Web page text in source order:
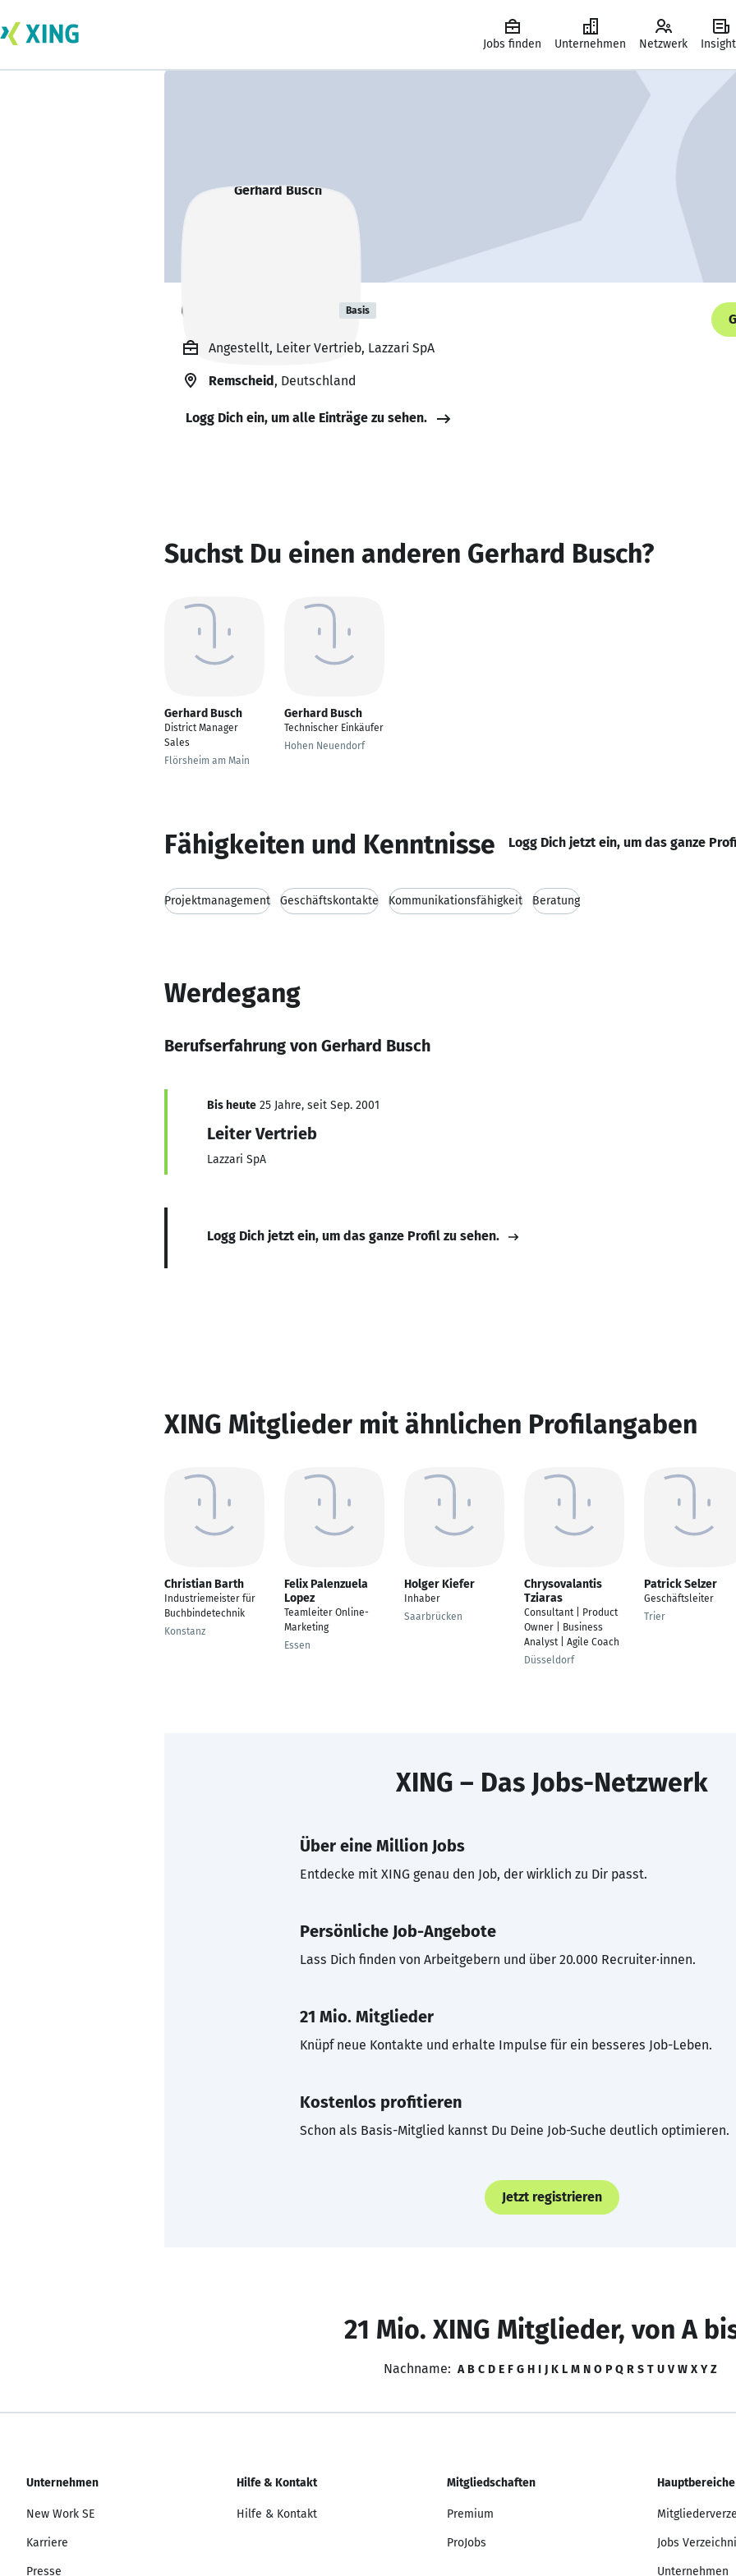
Jobs finden Unternehmen Netzwerk
Gerhard Busch Basis
Angestellt, Leiter Vertrieb, Lazzari SpA
Remscheid, Deutschland
Logg Dich ein, um alle Einträge zu sehen.
Suchst Du einen anderen Gerhard Busch?
Gerhard Busch
District Manager
Sales
Flörsheim am Main
Gerhard Busch
Technischer Einkäufer
Hohen Neuendorf
Fähigkeiten und Kenntnisse Logg Dich jetzt ein, um das ganze
Projektmanagement Geschäftskontakte Kommunikationsfähigkeit Beratung
Werdegang
Berufserfahrung von Gerhard Busch
Bis heute 25 Jahre, seit Sep. 2001
Leiter Vertrieb
Lazzari SpA
Logg Dich jetzt ein, um das ganze Profil zu sehen.
XING Mitglieder mit ähnlichen Profilangaben
Christian Barth
Industriemeister für
Buchbindetechnik
Konstanz
Felix Palenzuela
Lopez
Teamleiter Online-
Marketing
Essen
Holger Kiefer
Inhaber
Saarbrücken
Chrysovalantis
Tziaras
Consultant | Product
Owner | Business
Analyst | Agile Coach
Düsseldorf
Patrick Selzer
Geschäftsleiter
Trier
XING – Das Jobs-Netzwerk
Über eine Million Jobs
Entdecke mit XING genau den Job, der wirklich zu Dir passt.
Persönliche Job-Angebote
Lass Dich finden von Arbeitgebern und über 20.000 Recruiter·innen.
21 Mio. Mitglieder
Knüpf neue Kontakte und erhalte Impulse für ein besseres Job-Leben.
Kostenlos profitieren
Schon als Basis-Mitglied kannst Du Deine Job-Suche deutlich optimieren.
Jetzt registrieren
21 Mio. XING Mitglieder, von A
Nachname: A B C D E F G H I J K L M N O P Q R S T U V W X Y Z
Unternehmen
New Work SE
Karriere
Presse
Hilfe & Kontakt
Hilfe & Kontakt
Mitgliedschaften
Premium
ProJobs
Hauptbereiche
Jobs
Unternehmen